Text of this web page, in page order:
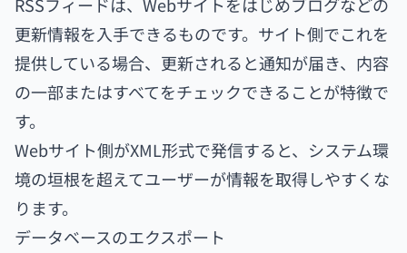
RSSフィードは、Webサイトをはじめブログなどの
更新情報を入手できるものです。サイト側でこれを
提供している場合、更新されると通知が届き、内容
の一部またはすべてをチェックできることが特徴で
す。
Webサイト側がXML形式で発信すると、システム環
境の垣根を超えてユーザーが情報を取得しやすくな
ります。
データベースのエクスポート